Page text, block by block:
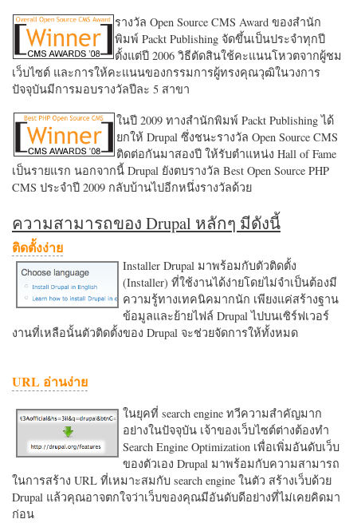
รางวัล Open Source CMS Award ของสำนัก
พิมพ์ Packt Publishing จัดขึ้นเป็นประจำทุกปี
ตั้งแต่ปี 2006 วิธีตัดสินใช้คะแนนโหวตจากผู้ชม
เว็บไซต์ และการให้คะแนนของกรรมการผู้ทรงคุณวุฒิในวงการ
ปัจจุบันมีการมอบรางวัลปีละ 5 สาขา
ในปี 2009 ทางสำนักพิมพ์ Packt Publishing ได้
ยกให้ Drupal ซึ่งชนะรางวัล Open Source CMS
ติดต่อกันมาสองปี ให้รับตำแหน่ง Hall of Fame
เป็นรายแรก นอกจากนี้ Drupal ยังตบรางวัล Best Open Source PHP
CMS ประจำปี 2009 กลับบ้านไปอีกหนึ่งรางวัลด้วย
ความสามารถของ Drupal หลักๆ มีดังนี้
ติดตั้งง่าย
Installer Drupal มาพร้อมกับตัวติดตั้ง
(Installer) ที่ใช้งานได้ง่ายโดยไม่จำเป็นต้องมี
ความรู้ทางเทคนิคมากนัก เพียงแค่สร้างฐาน
ข้อมูลและย้ายไฟล์ Drupal ไปบนเซิร์ฟเวอร์
งานที่เหลือนั้นตัวติดตั้งของ Drupal จะช่วยจัดการให้ทั้งหมด
URL อ่านง่าย
ในยุคที่ search engine ทวีความสำคัญมาก
อย่างในปัจจุบัน เจ้าของเว็บไซต์ต่างต้องทำ
Search Engine Optimization เพื่อเพิ่มอันดับเว็บ
ของตัวเอง Drupal มาพร้อมกับความสามารถ
ในการสร้าง URL ที่เหมาะสมกับ search engine ในตัว สร้างเว็บด้วย
Drupal แล้วคุณอาจตกใจว่าเว็บของคุณมีอันดับดีอย่างที่ไม่เคยคิดมา
ก่อน